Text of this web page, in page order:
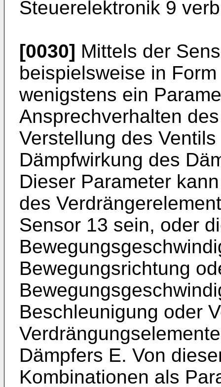
Steuerelektronik 9
[0030] Mittels der
beispielsweise in
wenigstens ein
Ansprechverhalten
Verstellung des
Dämpfwirkung des
Dieser Parameter
des
Sensor 13 sein, oder
Bewegungsrichtung
Beschleunigung oder
Dämpfers E. Von
Kombinationen als